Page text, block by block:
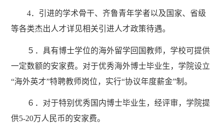
4．引进的学术骨干、齐鲁青年学者以及国家、省级
等各类杰出人才详见相关引进人才政策待遇。
５．具有博士学位的海外留学回国教师，学校可提供
一定数额的安家费。对于优秀海外博士毕业生，学院设立
“海外英才”特聘教师岗位，实行“协议年度薪金”制。
６．对于特别优秀国内博士毕业生，经评审，学院提
供5-20万人民币的安家费。